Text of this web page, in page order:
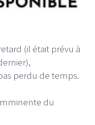
(il était prévu à
perdu de temps.
du